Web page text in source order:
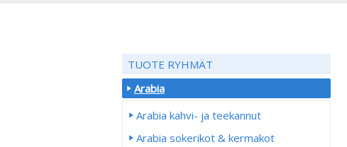
TUOTE RYHMÄT
Arabia
Arabia kahvi- ja teekannut
Arabia sokerikot & kermakot